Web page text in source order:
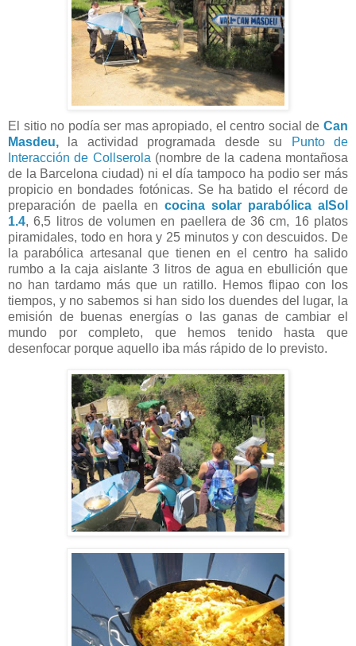
El sitio no podía ser mas apropiado, el centro social de Can
Masdeu, la actividad programada desde su
Punto de
Interacción de Collserola (nombre de la cadena montañosa
de la Barcelona ciudad) ni el día tampoco ha podio ser más
propicio en bondades fotónicas. Se ha batido el récord de
preparación de paella en cocina solar parabólica alSol
1.4, 6,5 litros de volumen en paellera de 36 cm, 16 platos
piramidales, todo en hora y 25 minutos y con descuidos. De
la parabólica artesanal que tienen en el centro ha salido
rumbo a la caja aislante 3 litros de agua en ebullición que
no han tardamo más que un ratillo. Hemos flipao con los
tiempos, y no sabemos si han sido los duendes del lugar, la
emisión de buenas energías o las ganas de cambiar el
mundo por completo, que hemos tenido hasta que
desenfocar porque aquello iba más rápido de lo previsto.